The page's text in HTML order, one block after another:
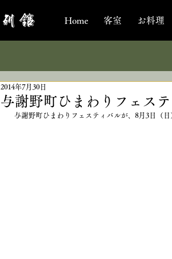
Home 客室 お料理
与謝野町ひまわりフェス
2014年7月30日
与謝野町ひまわりフェスティバルが、8月3日（